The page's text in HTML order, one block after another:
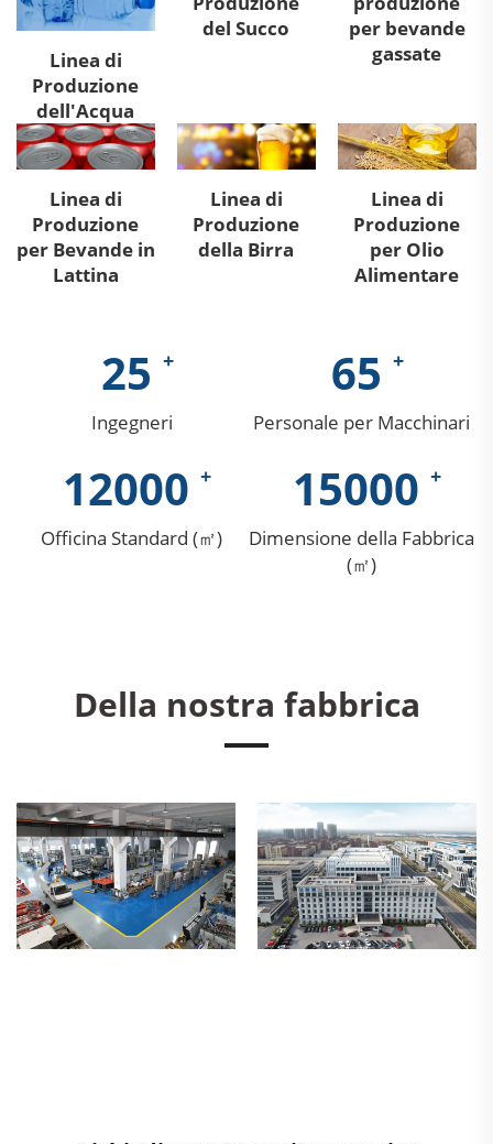
Linea di
Produzione
dell'Acqua
del Succo
per bevande
gassate
Linea di
Produzione
per Bevande in
Lattina
Linea di
Produzione
della Birra
Linea di
Produzione
per Olio
Alimentare
25
Ingegneri
65
Personale per Macchinari
12000
Officina Standard (㎡)
15000
Dimensione della Fabbrica
(㎡)
Della nostra fabbrica